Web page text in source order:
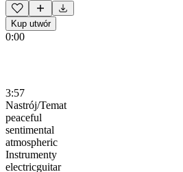
Kup utwór
0:00
3:57
Nastrój/Temat
peaceful
sentimental
atmospheric
Instrumenty
electricguitar